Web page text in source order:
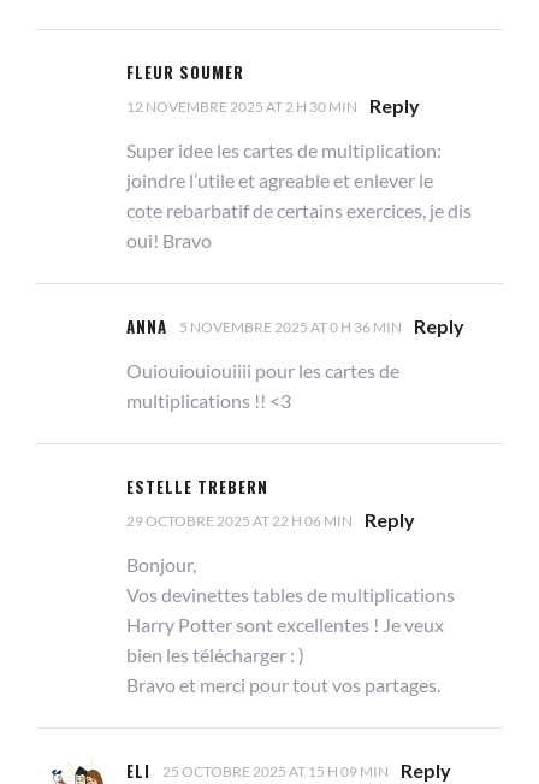
FLEUR SOUMER
12 NOVEMBRE 2025 AT 2 H 30 MIN
Reply
Super idee les cartes de multiplication:
joindre l’utile et agreable et enlever le
cote rebarbatif de certains exercices, je dis
oui! Bravo
ANNA 5 NOVEMBRE 2025 AT 0 H 36 MIN
Reply
Ouiouiouiouiiii pour les cartes de
multiplications !! <3
ESTELLE TREBERN
29 OCTOBRE 2025 AT 22 H 06 MIN
Reply
Bonjour,
Vos devinettes tables de multiplications
Harry Potter sont excellentes ! Je veux
bien les télécharger : )
Bravo et merci pour tout vos partages.
ELI 25 OCTOBRE 2025 AT 15 H 09 MIN
Reply